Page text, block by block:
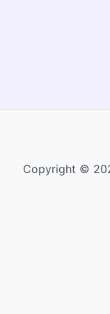
Copyright ©